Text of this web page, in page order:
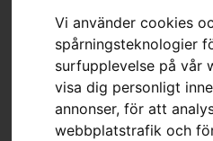
Vi använder cookies
spårningsteknologier
surfupplevelse på vår
visa dig personligt
annonser, för att
webbplatstrafik och